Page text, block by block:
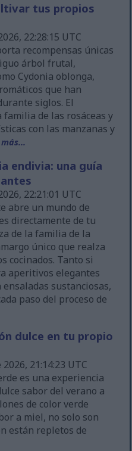
tus propios
22:28:15 UTC
recompensas únicas
árbol frutal,
Cydonia oblonga,
que han
siglos. El
de las rosáceas y
con las manzanas y
endivia: una guía
22:21:01 UTC
abre un mundo de
directamente de tu
de la familia de la
único que realza
cocinados. Tanto si
aperitivos elegantes
sustanciosas,
paso del proceso de
dulce en tu propio
21:14:23 UTC
es una experiencia
sabor del verano a
de color verde
a miel, no solo son
están repletos de